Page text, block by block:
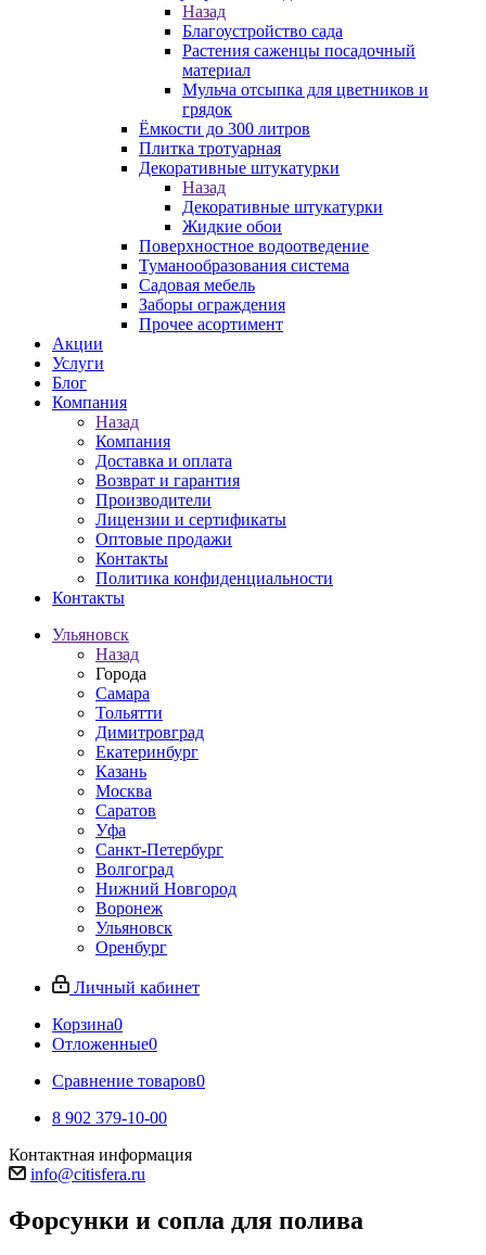
Назад
Благоустройство сада
Растения саженцы посадочный
материал
Мульча отсыпка для цветников и
грядок
Ёмкости до 300 литров
Плитка тротуарная
Декоративные штукатурки
Назад
Декоративные штукатурки
Жидкие обои
Поверхностное водоотведение
Туманообразования система
Садовая мебель
Заборы ограждения
Прочее асортимент
Акции
Услуги
Блог
Компания
Назад
Компания
Доставка и оплата
Возврат и гарантия
Производители
Лицензии и сертификаты
Оптовые продажи
Контакты
Политика конфиденциальности
Контакты
Ульяновск
Назад
Города
Самара
Тольятти
Димитровград
Екатеринбург
Казань
Москва
Саратов
Уфа
Санкт-Петербург
Волгоград
Нижний Новгород
Воронеж
Ульяновск
Оренбург
Личный кабинет
Корзина0
Отложенные0
Сравнение товаров0
8 902 379-10-00
Контактная информация
info@citisfera.ru
Форсунки и сопла для полива